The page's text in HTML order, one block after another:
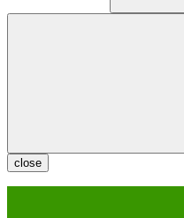
close